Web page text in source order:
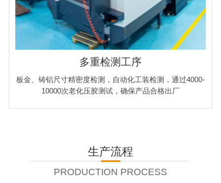
多重检测工序
板金、铸铝尺寸精密度检测，自动化工装检测，通过4000-
10000次老化压胶测试，确保产品合格出厂
生产流程
PRODUCTION PROCESS